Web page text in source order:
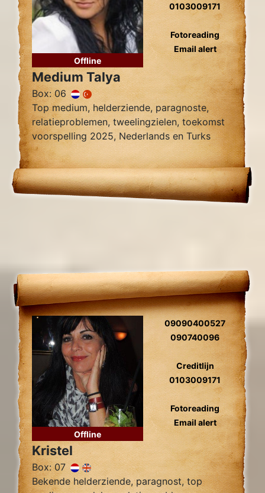
Offline
0103009171
Fotoreading
Email alert
Medium Talya
Box: 06
Top medium, helderziende, paragnoste,
relatieproblemen, tweelingzielen, toekomst
voorspelling 2025, Nederlands en Turks
sprekend.
Offline
09090400527
090740096
Creditlijn
0103009171
Fotoreading
Email alert
Kristel
Box: 07
Bekende helderziende, paragnost, top